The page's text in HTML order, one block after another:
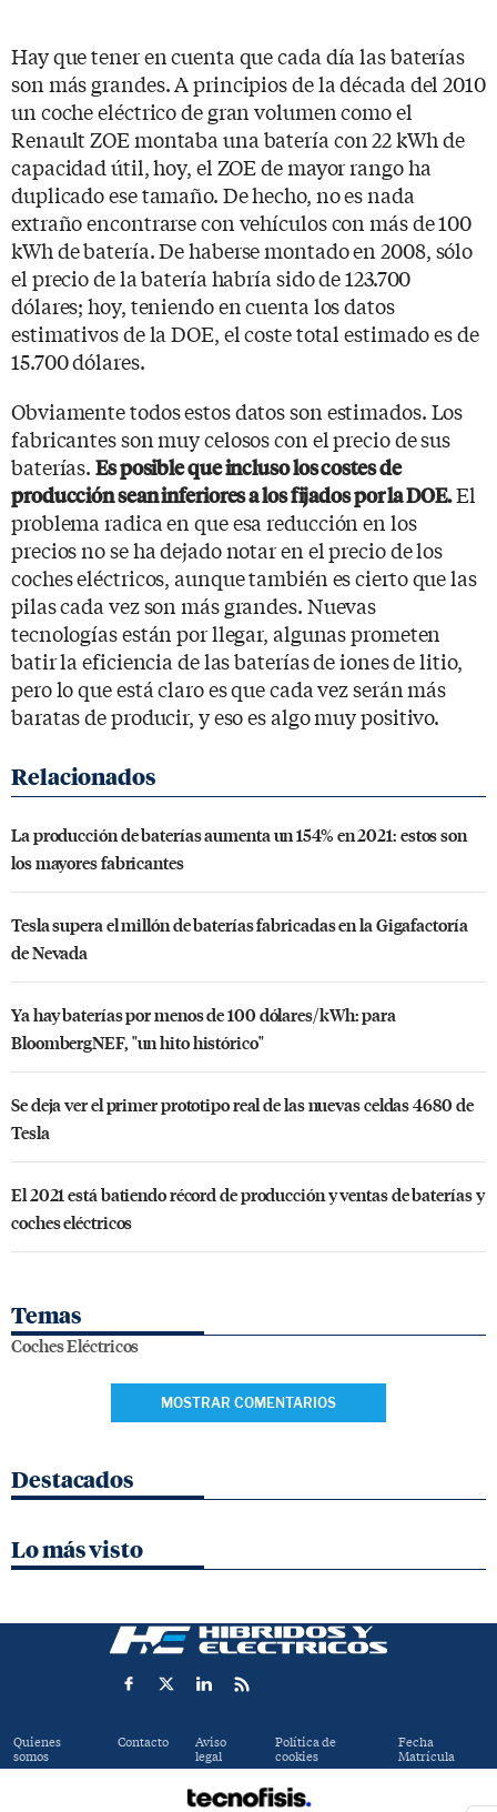
Hay que tener en cuenta que cada día las baterías
son más grandes. A principios de la década del 2010
un coche eléctrico de gran volumen como el
Renault ZOE montaba una batería con 22 kWh de
capacidad útil, hoy, el ZOE de mayor rango ha
duplicado ese tamaño. De hecho, no es nada
extraño encontrarse con vehículos con más de 100
kWh de batería. De haberse montado en 2008, sólo
el precio de la batería habría sido de 123.700
dólares; hoy, teniendo en cuenta los datos
estimativos de la DOE, el coste total estimado es de
15.700 dólares.
Obviamente todos estos datos son estimados. Los
fabricantes son muy celosos con el precio de sus
baterías.Es posible que incluso los costes de
producción sean inferiores a los fijados por la DOE.El
problema radica en que esa reducción en los
precios no se ha dejado notar en el precio de los
coches eléctricos, aunque también es cierto que las
pilas cada vez son más grandes. Nuevas
tecnologías están por llegar, algunas prometen
batir la eficiencia de las baterías de iones de litio,
pero lo que está claro es que cada vez serán más
baratas de producir, y eso es algo muy positivo.
La producción de baterías aumenta un 154% en 2021: estos son
los mayores fabricantes
Tesla supera el millón de baterías fabricadas en la Gigafactoría
de Nevada
Ya hay baterías por menos de 100 dólares/kWh: para
BloombergNEF, "un hito histórico"
Se deja ver el primer prototipo real de las nuevas celdas 4680 de
Tesla
El 2021 está batiendo récord de producción y ventas de baterías y
coches eléctricos
Temas
Coches Eléctricos
MOSTRAR COMENTARIOS
Destacados
Lo más visto
Quienes
somos
Contacto Aviso
legal
Política de
cookies
Fecha
Matrícula